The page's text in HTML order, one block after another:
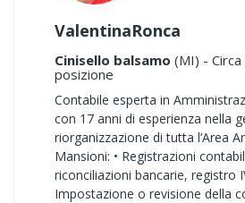
ValentinaRonca
Cinisello balsamo (MI) -
posizione
Contabile esperta in
con 17 anni di esperienza nella
riorganizzazione di tutta l’Area
Mansioni: • Registrazioni
riconciliazioni bancarie, registro
Impostazione o revisione della